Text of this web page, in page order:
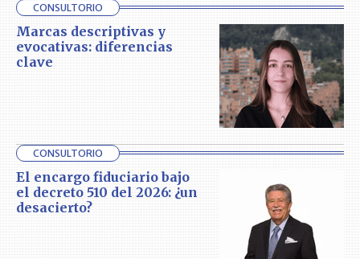
CONSULTORIO
Marcas descriptivas y
evocativas: diferencias
clave
CONSULTORIO
El encargo fiduciario bajo
el decreto 510 del 2026: ¿un
desacierto?